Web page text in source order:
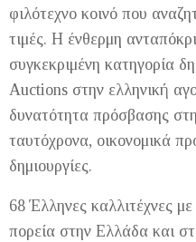
φιλότεχνο κοινό που
τιμές. Η ένθερμη
συγκεκριμένη κατηγορία
Auctions στην ελληνική
δυνατότητα πρόσβασης
ταυτόχρονα, οικονομικά
δημιουργίες.
68 Έλληνες καλλιτέχνες
πορεία στην Ελλάδα και